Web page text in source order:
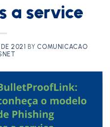
a service
2021 BY COMUNICACAO